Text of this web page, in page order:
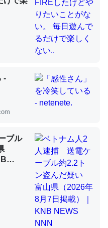
。知らんかった。調べたら
600分の1程度。
素も不足してて両方に不
」とあって面白い。海に
モ）はカルシウムを使わ
素が違うのか？
問題＝「昆虫はなぜ海にいな
-
ブル